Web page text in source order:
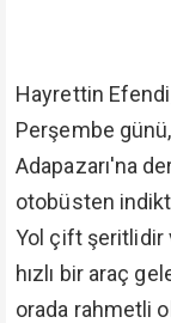
Hayrettin Efendi;
Perşembe
Adapazarı'na
otobüsten
Yol çift şeritlidir
hızlı bir araç
orada rahmetli